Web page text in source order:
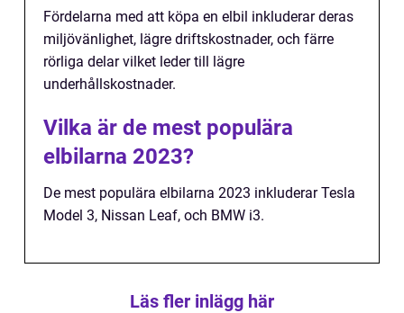
Fördelarna med att köpa en elbil inkluderar deras
miljövänlighet, lägre driftskostnader, och färre
rörliga delar vilket leder till lägre
underhållskostnader.
Vilka är de mest populära
elbilarna 2023?
De mest populära elbilarna 2023 inkluderar Tesla
Model 3, Nissan Leaf, och BMW i3.
Läs fler inlägg här